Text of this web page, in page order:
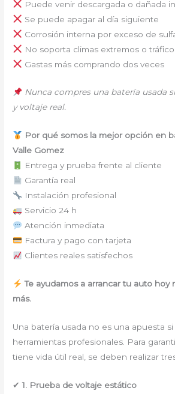
Puede venir descargada o dañada
Se puede apagar al día siguiente
Corrosión interna por exceso de
No soporta climas extremos o
Gastas más comprando dos veces
Nunca compres una batería usada
y voltaje real.
Por qué somos la mejor opción en
Valle Gomez
Entrega y prueba frente al cliente
Garantía real
Instalación profesional
Servicio 24 h
Atención inmediata
Factura y pago con tarjeta
Clientes reales satisfechos
Te ayudamos a arrancar tu auto hoy
más.
Una batería usada no es una apuesta
herramientas profesionales. Para
tiene vida útil real, se deben realizar
✔1. Prueba de voltaje estático